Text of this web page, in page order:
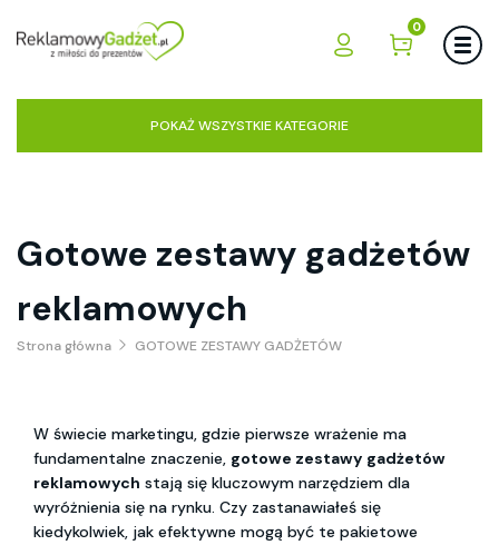
0
POKAŻ WSZYSTKIE KATEGORIE
Gotowe zestawy gadżetów
reklamowych
Strona główna GOTOWE ZESTAWY GADŻETÓW
W świecie marketingu, gdzie pierwsze wrażenie ma
fundamentalne znaczenie, gotowe zestawy gadżetów
reklamowych stają się kluczowym narzędziem dla
wyróżnienia się na rynku. Czy zastanawiałeś się
kiedykolwiek, jak efektywne mogą być te pakietowe